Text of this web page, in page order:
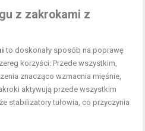
z zakrokami z
to doskonały sposób na poprawę
korzyści. Przede wszystkim,
znacząco wzmacnia mięśnie,
aktywują przede wszystkim
stabilizatory tułowia, co przyczynia